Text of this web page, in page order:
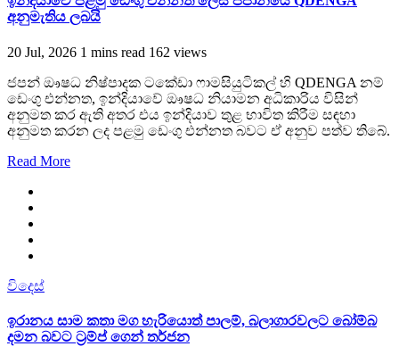
අනුමැතිය ලබයි
20 Jul, 2026 1 mins read 162 views
ජපන් ඖෂධ නිෂ්පාදක ටකේඩා ෆාමසියුටිකල් හි QDENGA නම්
ඩෙංගු එන්නත, ඉන්දියාවේ ඖෂධ නියාමන අධිකාරිය විසින්
අනුමත කර ඇති අතර එය ඉන්දියාව තුළ භාවිත කිරීම සඳහා
අනුමත කරන ලද පළමු ඩෙංගු එන්නත බවට ඒ අනුව පත්ව තිබේ.
Read More
විදෙස්
ඉරානය සාම කතා මග හැරියොත් පාලම්, බලාගාරවලට බෝම්බ
දමන බවට ට්‍රම්ප් ගෙන් තර්ජන